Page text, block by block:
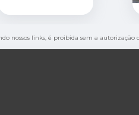
nossos links, é proibida sem a